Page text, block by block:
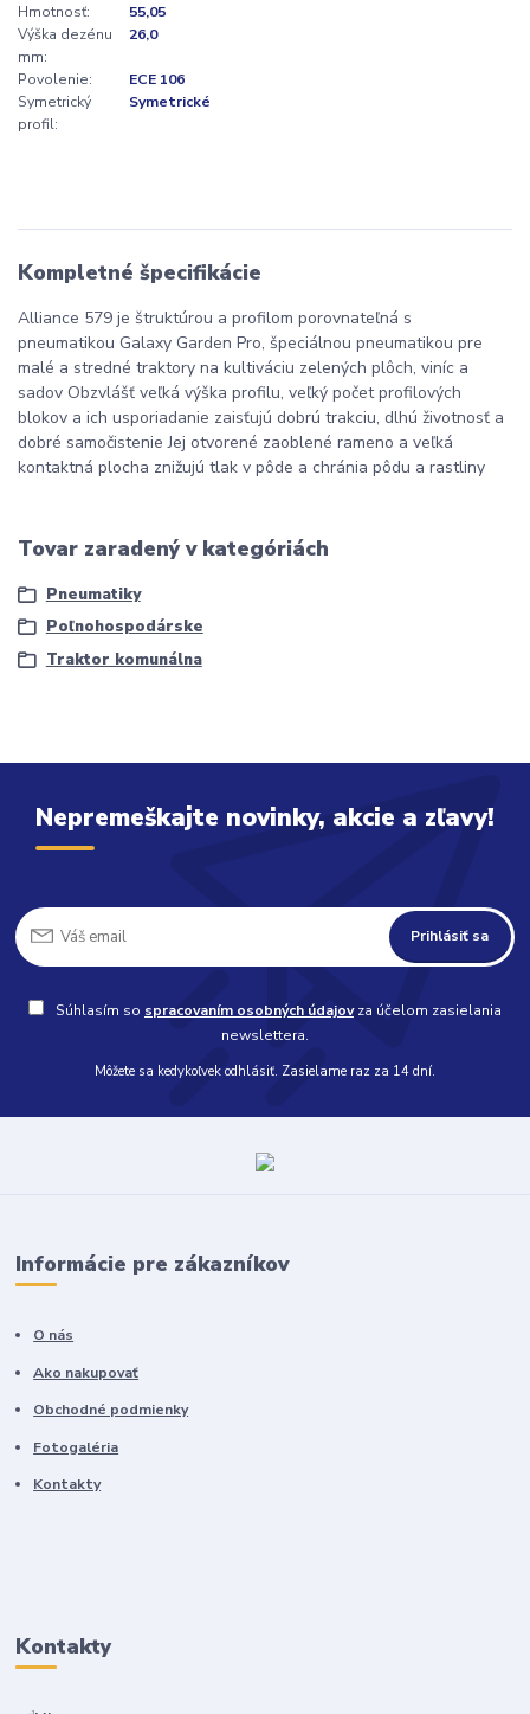
Hmotnosť:
55,05
Výška dezénu
mm:
26,0
Povolenie:
ECE 106
Symetrický
profil:
Symetrické
Kompletné špecifikácie
Alliance 579 je štruktúrou a profilom porovnateľná s
pneumatikou Galaxy Garden Pro, špeciálnou pneumatikou pre
malé a stredné traktory na kultiváciu zelených plôch, viníc a
sadov Obzvlášť veľká výška profilu, veľký počet profilových
blokov a ich usporiadanie zaisťujú dobrú trakciu, dlhú životnosť a
dobré samočistenie Jej otvorené zaoblené rameno a veľká
kontaktná plocha znižujú tlak v pôde a chránia pôdu a rastliny
Tovar zaradený v kategóriách
Pneumatiky
Poľnohospodárske
Traktor komunálna
Nepremeškajte novinky, akcie a zľavy!
Prihlásiť sa
Súhlasím so spracovaním osobných údajovza účelom zasielania
newslettera.
Môžete sa kedykoľvek odhlásiť. Zasielame raz za 14 dní.
Informácie pre zákazníkov
O nás
Ako nakupovať
Obchodné podmienky
Fotogaléria
Kontakty
Kontakty